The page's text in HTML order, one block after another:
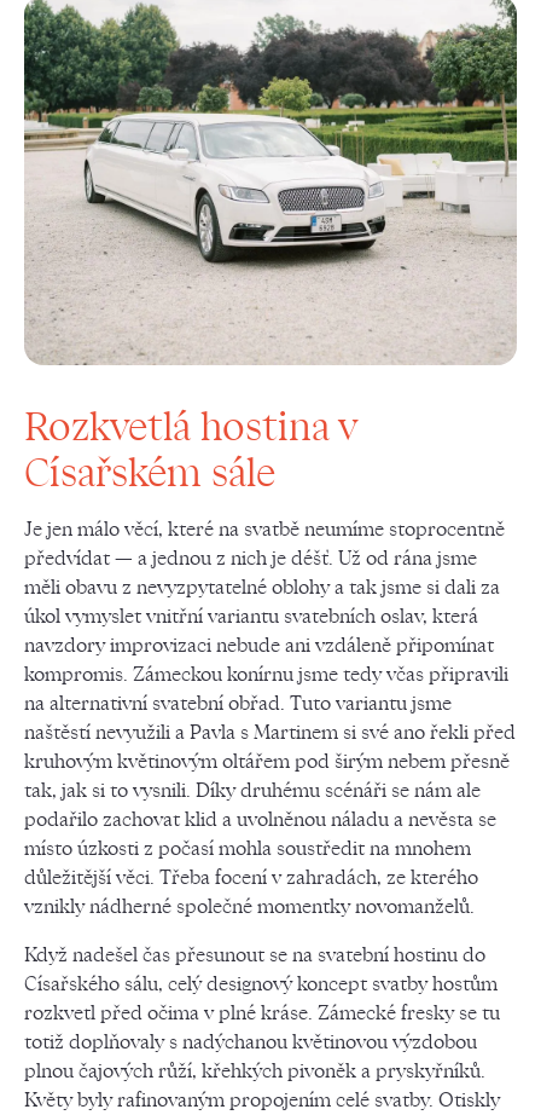
Rozkvetlá hostina v
Císařském sále
Je jen málo věcí, které na svatbě neumíme stoprocentně
předvídat — a jednou z nich je déšť. Už od rána jsme
měli obavu z nevyzpytatelné oblohy a tak jsme si dali za
úkol vymyslet vnitřní variantu svatebních oslav, která
navzdory improvizaci nebude ani vzdáleně připomínat
kompromis. Zámeckou konírnu jsme tedy včas připravili
na alternativní svatební obřad. Tuto variantu jsme
naštěstí nevyužili a Pavla s Martinem si své ano řekli před
kruhovým květinovým oltářem pod širým nebem přesně
tak, jak si to vysnili. Díky druhému scénáři se nám ale
podařilo zachovat klid a uvolněnou náladu a nevěsta se
místo úzkosti z počasí mohla soustředit na mnohem
důležitější věci. Třeba focení v zahradách, ze kterého
vznikly nádherné společné momentky novomanželů.
Když nadešel čas přesunout se na svatební hostinu do
Císařského sálu, celý designový koncept svatby hostům
rozkvetl před očima v plné kráse. Zámecké fresky se tu
totiž doplňovaly s nadýchanou květinovou výzdobou
plnou čajových růží, křehkých pivoněk a pryskyřníků.
Květy byly rafinovaným propojením celé svatby. Otiskly